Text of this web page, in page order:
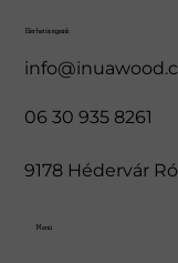
Elérhetőségeink
06 30 935 8261
9178 Hédervár
Menü